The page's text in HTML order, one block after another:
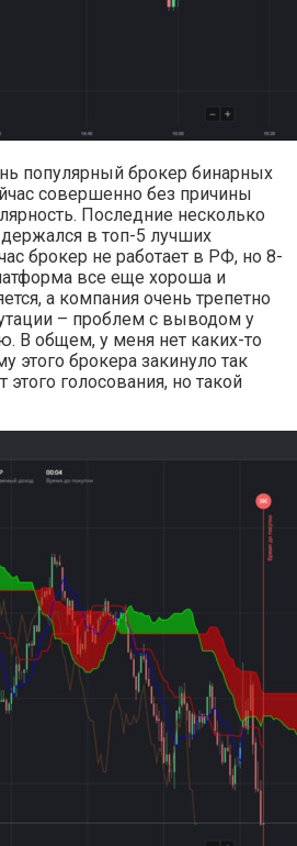
популярный брокер бинарных
совершенно без причины
Последние несколько
держался в топ-5 лучших
брокер не работает в РФ, но 8-
все еще хороша и
а компания очень трепетно
– проблем с выводом у
В общем, у меня нет каких-то
этого брокера закинуло так
голосования, но такой